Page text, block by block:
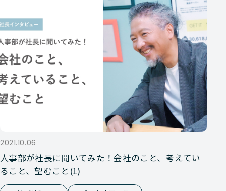
2021.10.06
人事部が社長に聞いてみた！会社のこと、考えてい
ること、望むこと(1)